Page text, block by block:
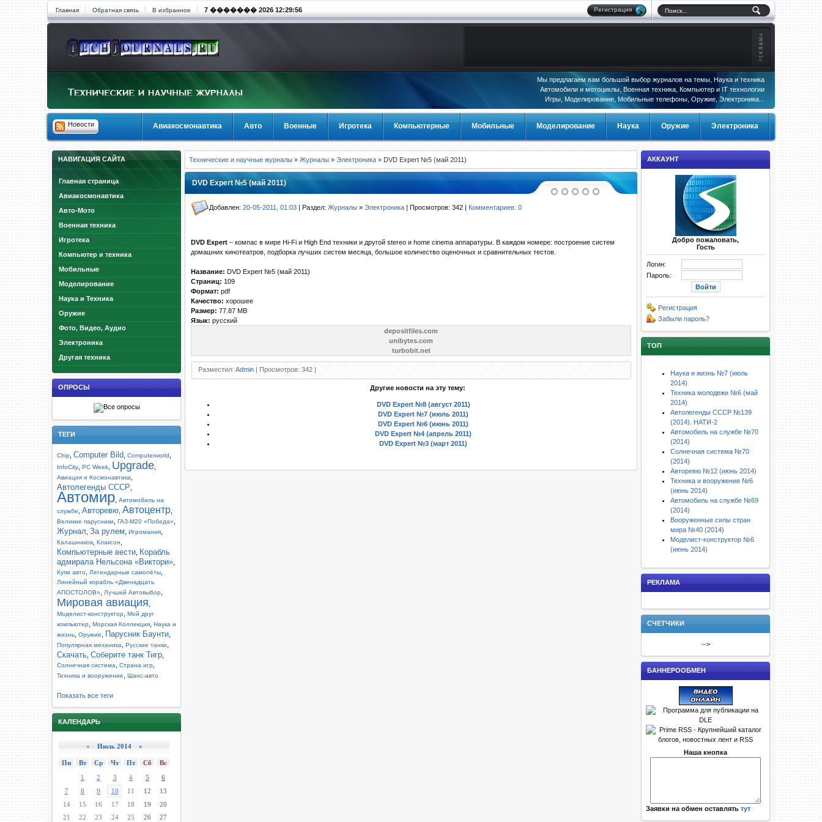
Главная Обратная связь В избранное 7 ������� 2026 12:29:56 Регистрация
Мы предлагаем вам большой выбор журналов на темы, Наука и техника
Автомобили и мотоциклы, Военная техника, Компьютер и IT технологии
Игры, Моделирование, Мобильные телефоны, Оружие, Электроника...
Новости Авиакосмонавтика Авто Военные Игротека Компьютерные Мобильные Моделирование Наука Оружие Электроника
НАВИГАЦИЯ САЙТА
Главная страница
Авиакосмонавтика
Авто-Мото
Военная техника
Игротека
Компьютер и техника
Мобильные
Моделирование
Наука и Техника
Оружие
Фото, Видео, Аудио
Электроника
Другая техника
ОПРОСЫ
ТЕГИ
Chip Computer Bild Computerworld
InfoCity PC Week Upgrade
Авиация и Космонавтика
Автолегенды СССР
Автомир Автомобиль на
службе
Авторевю Автоцентр
Великие парусники ГАЗ-М20 «Победа»
Журнал За рулем Игромания
Калашников Клаксон
Компьютерные вести Корабль
адмирала Нельсона «Виктори»
Купи авто Легендарные самолёты
Линейный корабль «Двенадцать
АПОСТОЛОВ»
Лучший Автовыбор
Мировая авиация
Моделист-конструктор Мой друг
компьютер Морская Коллекция Наука и
жизнь Оружие Парусник Баунти
Популярная механика Русские танки
Скачать Соберите танк Тигр
Солнечная система Страна игр
Техника и вооружение Шанс-авто
Показать все теги
КАЛЕНДАРЬ
« Июль 2014 »
Пн Вт Ср Чт Пт Сб
Вс
1
2 3 4 5
6
7
8 9 10 11 12
13
14
15 16 17 18 19
20
21
22 23 24 25 26 27
Технические и научные журналы » Журналы » Электроника » DVD Expert №5 (май 2011)
DVD Expert №5 (май 2011)
Добавлен: 20-05-2011, 01:03 | Раздел: Журналы » Электроника | Просмотров: 342 | Комментариев: 0
DVD Expert – компас в мире Hi-Fi и High End техники и другой stereo и home cinema аппаратуры. В каждом номере: построение систем
домашних кинотеатров, подборка лучших систем месяца, большое количество оценочных и сравнительных тестов.
Название: DVD Expert №5 (май 2011)
Страниц: 109
Формат: pdf
Качество: хорошее
Размер: 77.87 MB
Язык: русский
depositfiles.com
unibytes.com
turbobit.net
Разместил: Admin | Просмотров: 342 |
Другие новости на эту тему:
DVD Expert №8 (август 2011)
DVD Expert №7 (июль 2011)
DVD Expert №6 (июнь 2011)
DVD Expert №4 (апрель 2011)
DVD Expert №3 (март 2011)
АККАУНТ
Добро пожаловать,
Гость
Логин:
Пароль:
Регистрация
Забыли пароль?
ТОП
Наука и жизнь №7 (июль
2014)
Техника молодежи №6 (май
2014)
Автолегенды СССР №139
(2014). НАТИ-2
Автомобиль на службе №70
(2014)
Солнечная система №70
(2014)
Авторевю №12 (июнь 2014)
Техника и вооружение №6
(июнь 2014)
Автомобиль на службе №69
(2014)
Вооруженные силы стран
мира №40 (2014)
Моделист-конструктор №6
(июнь 2014)
РЕКЛАМА
СЧЕТЧИКИ
-->
БАННЕРООБМЕН
Наша кнопка
Заявки на обмен оставлять тут